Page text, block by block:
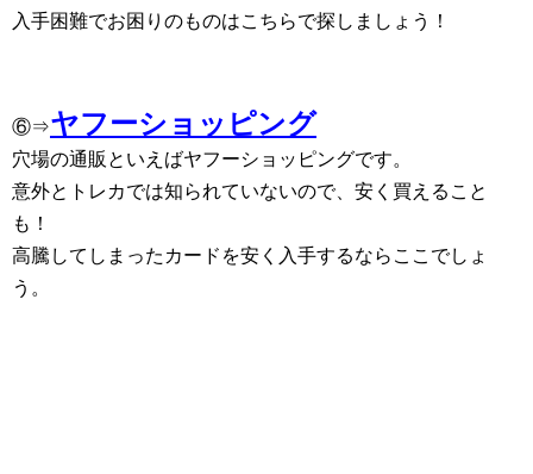
入手困難でお困りのものはこちらで探しましょう！
⑥⇒ヤフーショッピング
穴場の通販といえばヤフーショッピングです。
意外とトレカでは知られていないので、安く買えること
も！
高騰してしまったカードを安く入手するならここでしょ
う。